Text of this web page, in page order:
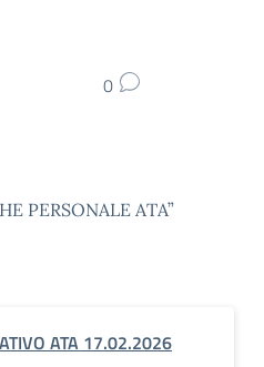
0
PERSONALE ATA”
ATA 17.02.2026